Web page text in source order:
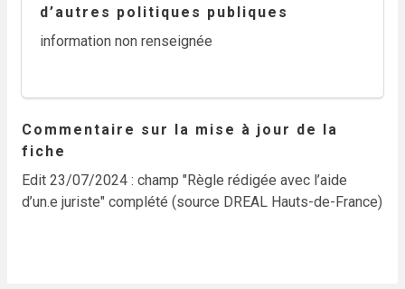
d’autres politiques publiques
information non renseignée
Commentaire sur la mise à jour de la
fiche
Edit 23/07/2024 : champ "Règle rédigée avec l’aide
d’un.e juriste" complété (source DREAL Hauts-de-France)